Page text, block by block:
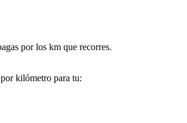
por los km que recorres.
kilómetro para tu: